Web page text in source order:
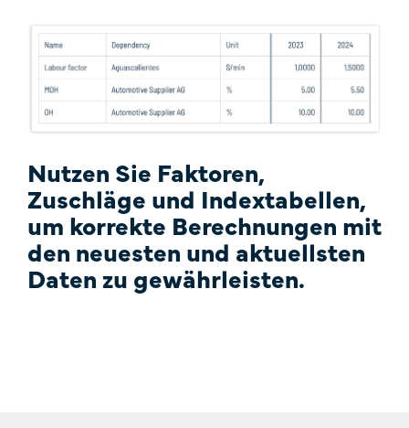
Nutzen Sie Faktoren,
Zuschläge und Indextabellen,
um korrekte Berechnungen mit
den neuesten und aktuellsten
Daten zu gewährleisten.